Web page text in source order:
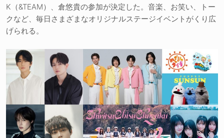
K（&TEAM）、倉悠貴の参加が決定した。音楽、お笑い、トー
クなど、毎日さまざまなオリジナルステージイベントがくり広
げられる。